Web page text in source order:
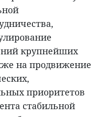
крупнейших
на продвижение
приоритетов
стабильной